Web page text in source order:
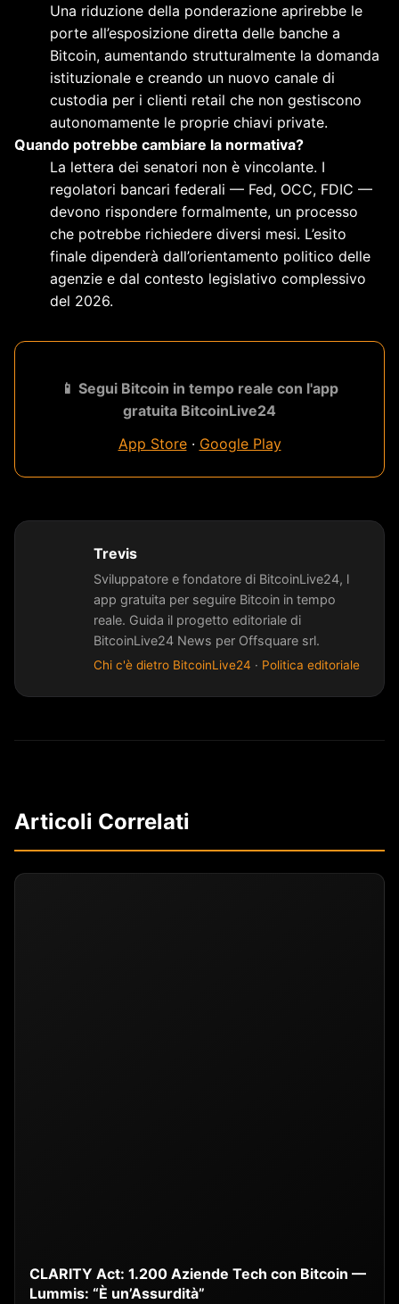
Una riduzione della ponderazione aprirebbe le
porte all’esposizione diretta delle banche a
Bitcoin, aumentando strutturalmente la domanda
istituzionale e creando un nuovo canale di
custodia per i clienti retail che non gestiscono
autonomamente le proprie chiavi private.
Quando potrebbe cambiare la normativa?
La lettera dei senatori non è vincolante. I
regolatori bancari federali — Fed, OCC, FDIC —
devono rispondere formalmente, un processo
che potrebbe richiedere diversi mesi. L’esito
finale dipenderà dall’orientamento politico delle
agenzie e dal contesto legislativo complessivo
del 2026.
📱 Segui Bitcoin in tempo reale con l'app
gratuita BitcoinLive24
App Store· Google Play
Trevis
Sviluppatore e fondatore di BitcoinLive24, l
app gratuita per seguire Bitcoin in tempo
reale. Guida il progetto editoriale di
BitcoinLive24 News per Offsquare srl.
Chi c'è dietro BitcoinLive24 · Politica editoriale
Articoli Correlati
CLARITY Act: 1.200 Aziende Tech con Bitcoin —
Lummis: “È un’Assurdità”